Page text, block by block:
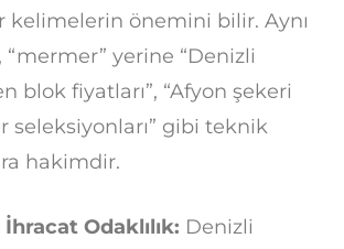
kelimelerin önemini bilir. Aynı
“mermer” yerine “Denizli
blok fiyatları”, “Afyon şekeri
seleksiyonları” gibi teknik
hakimdir.
Odaklılık: Denizli